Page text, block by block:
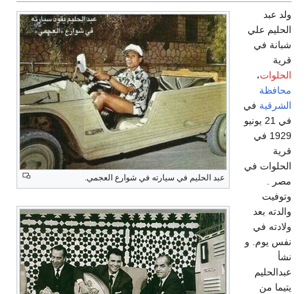
عبد الحليم في سيارته في شوارع العجمي.
ولد عبد
الحليم علي
شبانة في
قرية
الحلوات،
محافظة
الشرقية في
في 21 يونيو
1929 في
قرية
الحلوات في
مصر .
وتوفيت
والدته بعد
ولادته في
نفس يوم. و
نشأ
عبدالحليم
يتيما من